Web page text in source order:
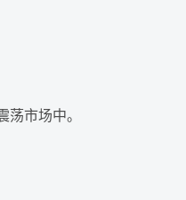
市场中。